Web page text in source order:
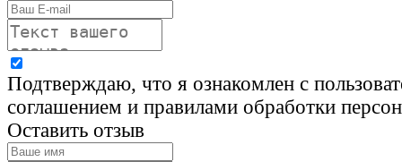
Подтверждаю, что я ознакомлен с
соглашением и правилами обработки
Оставить отзыв